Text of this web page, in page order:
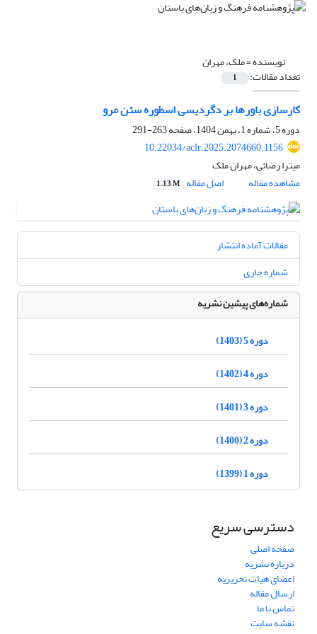
نویسنده =ملک، مهران
تعداد مقالات: 1
کارسازی باورها بر دگردیسی اسطوره سئن مرو
دوره 5، شماره 1، بهمن 1404، صفحه
263-291
10.22034/aclr.2025.2074660.1156
میترا رضائی، مهران ملک
مشاهده مقاله
اصل مقاله 1.13 M
مقالات آماده انتشار
شماره جاری
شماره‌های پیشین نشریه
دوره 5 (1403)
دوره 4 (1402)
دوره 3 (1401)
دوره 2 (1400)
دوره 1 (1399)
دسترسی سریع
صفحه اصلی
درباره نشریه
اعضای هیات تحریریه
ارسال مقاله
تماس با ما
نقشه سایت